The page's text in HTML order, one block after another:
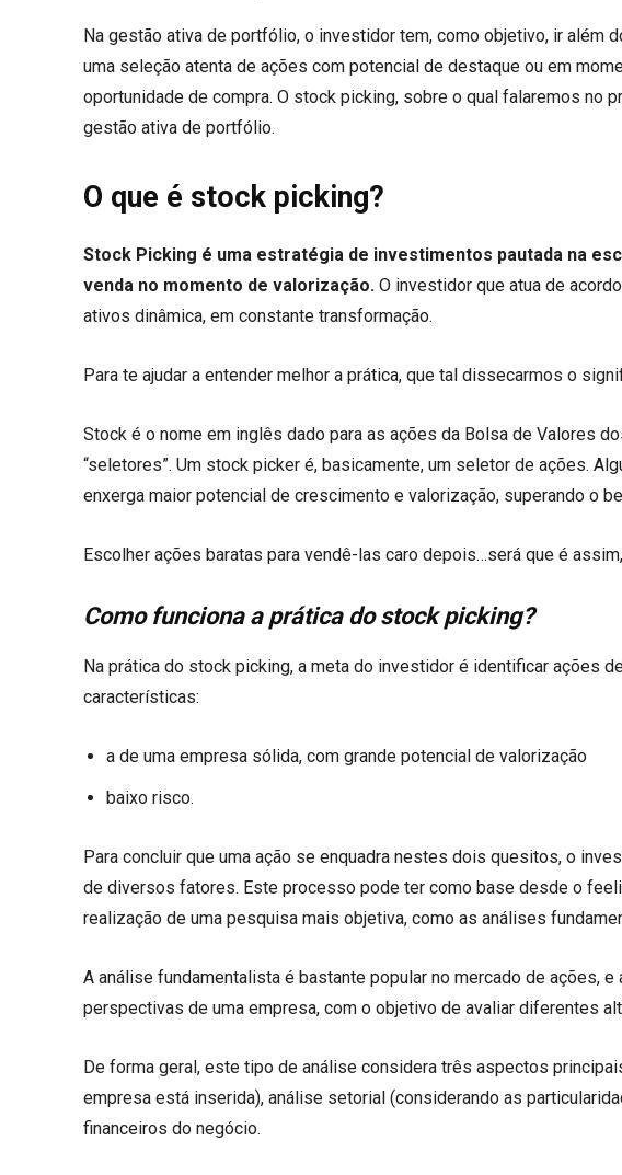
Na gestão ativa de portfólio, o investidor tem, como objetivo, ir além
uma seleção atenta de ações com potencial de destaque ou em
oportunidade de compra. O stock picking, sobre o qual falaremos no
gestão ativa de portfólio.
O que é stock picking?
Stock Picking é uma estratégia de investimentos pautada na
venda no momento de valorização. O investidor que atua de
ativos dinâmica, em constante transformação.
Para te ajudar a entender melhor a prática, que tal dissecarmos o
Stock é o nome em inglês dado para as ações da Bolsa de Valores
“seletores”. Um stock picker é, basicamente, um seletor de ações.
enxerga maior potencial de crescimento e valorização, superando o
Escolher ações baratas para vendê-las caro depois…será que é
Como funciona a prática do stock picking?
Na prática do stock picking, a meta do investidor é identificar ações
características:
a de uma empresa sólida, com grande potencial de valorização
baixo risco.
Para concluir que uma ação se enquadra nestes dois quesitos, o
de diversos fatores. Este processo pode ter como base desde o
realização de uma pesquisa mais objetiva, como as análises
A análise fundamentalista é bastante popular no mercado de ações,
perspectivas de uma empresa, com o objetivo de avaliar diferentes
De forma geral, este tipo de análise considera três aspectos
empresa está inserida), análise setorial (considerando as
financeiros do negócio.